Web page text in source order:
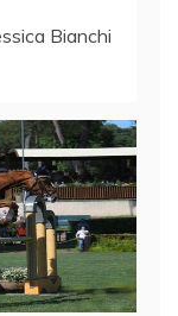
Bianchi